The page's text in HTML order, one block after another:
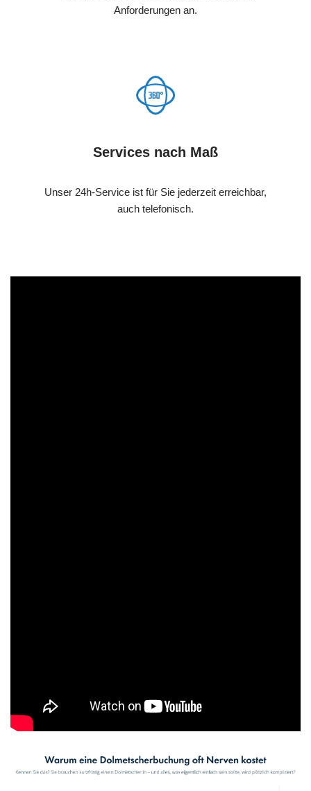
Anforderungen an.
Services nach Maß
Unser 24h-Service ist für Sie jederzeit erreichbar,
auch telefonisch.